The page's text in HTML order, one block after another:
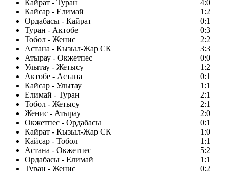
Кайрат - Туран
4:0
Кайсар - Елимай
1:2
Ордабасы - Кайрат
0:1
Туран - Актобе
0:3
Тобол - Женис
2:2
Астана - Кызыл-Жар СК
3:3
Атырау - Окжетпес
0:0
Улытау - Жетысу
1:2
Актобе - Астана
0:1
Кайсар - Улытау
1:1
Елимай - Туран
2:1
Тобол - Жетысу
2:1
Женис - Атырау
2:0
Окжетпес - Ордабасы
0:1
Кайрат - Кызыл-Жар СК
1:0
Кайсар - Тобол
1:1
Астана - Окжетпес
5:2
Ордабасы - Елимай
1:1
Туран - Женис
0:2